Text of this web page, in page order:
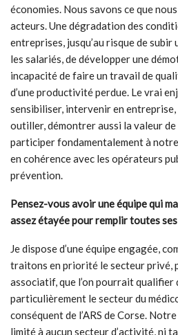
économies. Nous savons ce que
acteurs. Une dégradation des
entreprises, jusqu’au risque de
les salariés, de développer une
incapacité de faire un travail de
d’une productivité perdue. Le vrai
sensibiliser, intervenir en
outiller, démontrer aussi la valeur
participer fondamentalement à
en cohérence avec les opérateurs
prévention.
Pensez-vous avoir une équipe qui
assez étayée pour remplir toutes
Je dispose d’une équipe engagée,
traitons en priorité le secteur privé,
associatif, que l’on pourrait qualifier
particulièrement le secteur du
conséquent de l’ARS de Corse.
limité à aucun secteur d’activité, ni